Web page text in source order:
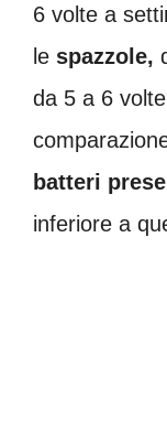
6 volte a
le spazzole,
da 5 a 6
batteri
inferiore a